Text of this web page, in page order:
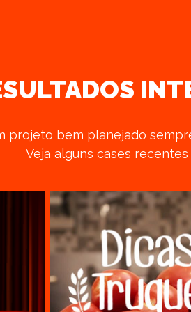
projeto bem planejado
Veja alguns cases